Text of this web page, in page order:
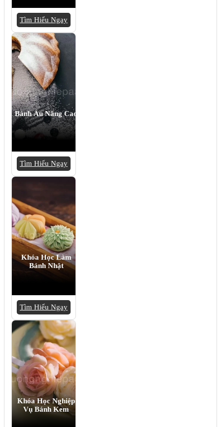
Tìm Hiểu Ngay
Bánh Âu Nâng Cao
Tìm Hiểu Ngay
Khóa Học Làm
Bánh Nhật
Tìm Hiểu Ngay
Khóa Học Nghiệp
Vụ Bánh Kem